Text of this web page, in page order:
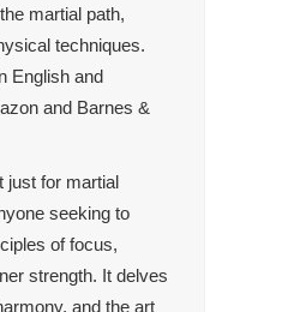
martial path,
techniques.
English and
and Barnes &
just for martial
seeking to
of focus,
strength. It delves
and the art